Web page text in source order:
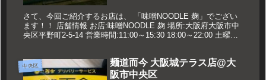
さて、今回ご紹介するお店は、 「味噌NOODLE 麹」でござい
ます！！ 店舗情報 お店:味噌NOODLE 麹 場所:大阪府大阪市中
央区平野町2-5-14 営業時間:11:00～15:30 18:00～22:00 土曜日
中央区
麺道而今 大阪城テラス店@大
阪市中央区